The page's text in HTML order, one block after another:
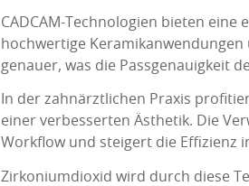
CADCAM-Technologien bieten
hochwertige
genauer, was die Passgenauigkeit
In der zahnärztlichen Praxis
einer verbesserten Ästhetik. Die
Workflow und steigert die Effizienz
Zirkoniumdioxid wird durch diese